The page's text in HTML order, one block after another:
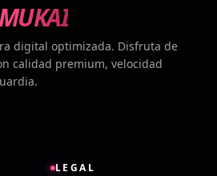
digital optimizada. Disfruta de
calidad premium, velocidad
LEGAL